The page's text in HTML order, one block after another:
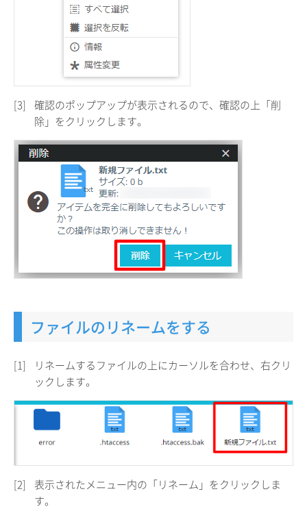
[3]
確認のポップアップが表示されるので、確認の上「削
除」をクリックします。
ファイルのリネームをする
[1]
リネームするファイルの上にカーソルを合わせ、右クリ
ックします。
[2]
表示されたメニュー内の「リネーム」をクリックしま
す。